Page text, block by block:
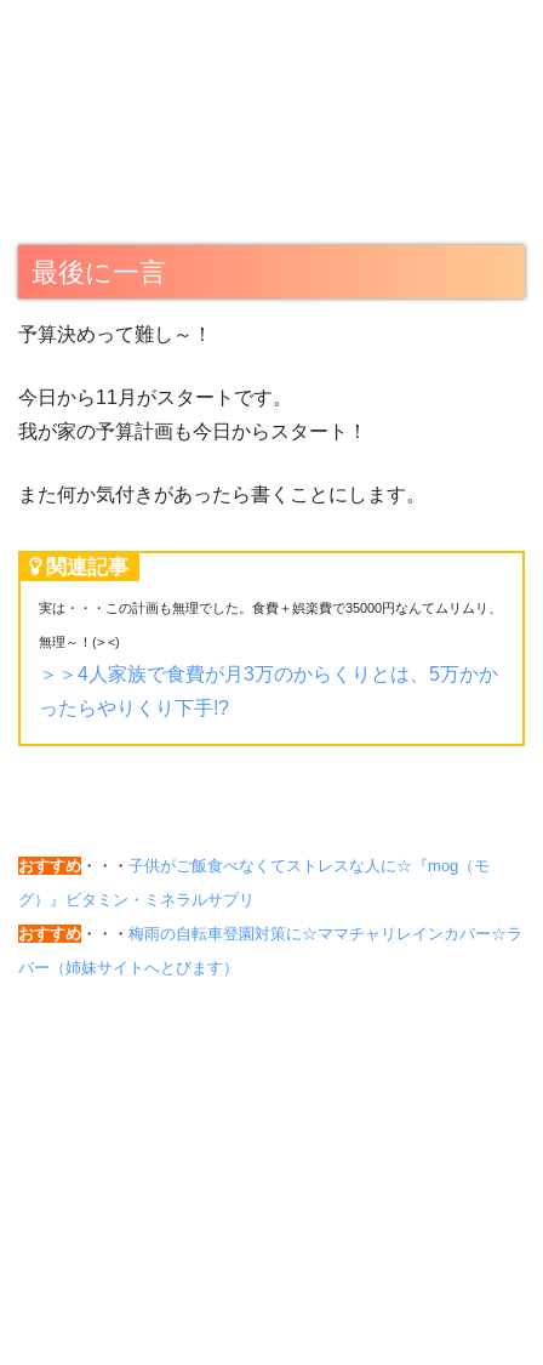
最後に一言
予算決めって難し～！
今日から11月がスタートです。
我が家の予算計画も今日からスタート！
また何か気付きがあったら書くことにします。
関連記事
実は・・・この計画も無理でした。食費＋娯楽費で35000円なんてムリムリ、
無理～！(> <)
＞＞4人家族で食費が月3万のからくりとは、5万かか
ったらやりくり下手!?
おすすめ ・・・ 子供がご飯食べなくてストレスな人に☆『mog（モ
グ）』ビタミン・ミネラルサプリ
おすすめ ・・・ 梅雨の自転車登園対策に☆ママチャリレインカバー☆ラ
バー（姉妹サイトへとびます）